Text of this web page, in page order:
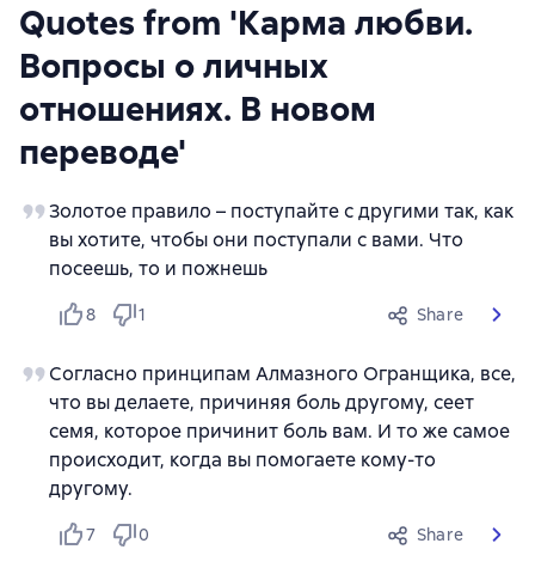
Quotes from 'Карма любви.
Вопросы о личных
отношениях. В новом
переводе'
Золотое правило – поступайте с другими так, как
вы хотите, чтобы они поступали с вами. Что
посеешь, то и пожнешь
8 1 Share
Согласно принципам Алмазного Огранщика, все,
что вы делаете, причиняя боль другому, сеет
семя, которое причинит боль вам. И то же самое
происходит, когда вы помогаете кому-то
другому.
7 0 Share